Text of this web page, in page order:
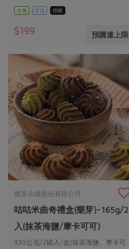
包+鐵觀音茶風味 1 包)
全素 常溫 預購
$199 預購達上限
樂芽永續股份有限公司
咕咕米曲奇禮盒(樂芽)-165g/2
入(抹茶海鹽/摩卡可可)
330公克/2罐入/盒(抹茶海鹽、摩卡可